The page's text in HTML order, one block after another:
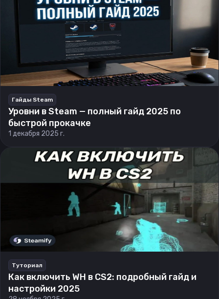
Гайды Steam
Уровни в Steam — полный гайд 2025 по
быстрой прокачке
1 декабря 2025 г.
Туториал
Как включить WH в CS2: подробный гайд и
настройки 2025